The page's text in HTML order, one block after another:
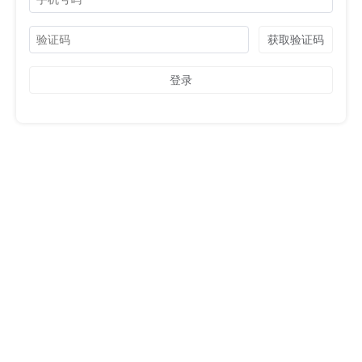
获取验证码